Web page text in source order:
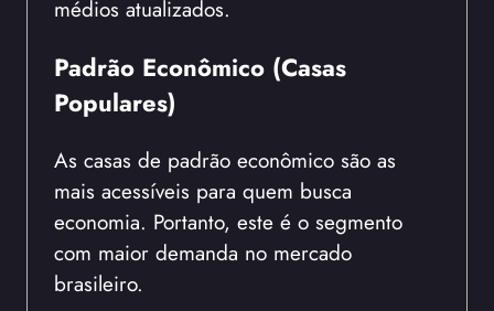
médios atualizados.
Padrão Econômico (Casas
Populares)
As casas de padrão econômico são as
mais acessíveis para quem busca
economia. Portanto, este é o segmento
com maior demanda no mercado
brasileiro.